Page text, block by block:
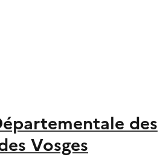
des
Vosges